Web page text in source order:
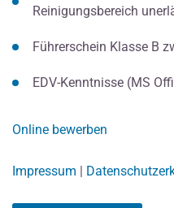
Reinigungsbereich
Führerschein Klasse B
EDV-Kenntnisse (MS
Online bewerben
Impressum |